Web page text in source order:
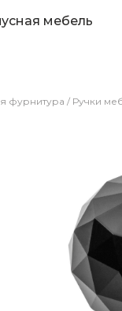
мебель
фурнитура / Ручки